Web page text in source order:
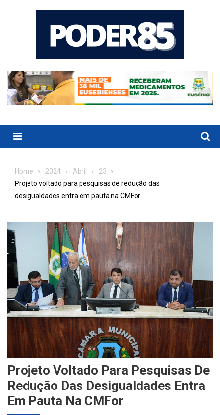
Menu
Home 2024 Abril
23
Projeto voltado para pesquisas de redução das
desigualdades entra em pauta na CMFor
Projeto Voltado Para Pesquisas De
Redução Das Desigualdades Entra
Em Pauta Na CMFor